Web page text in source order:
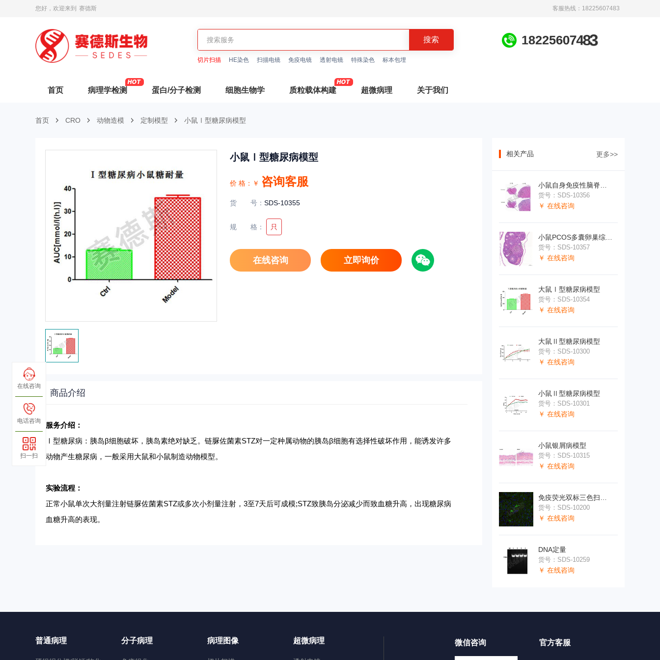
您好，欢迎来到 赛德斯 客服热线：18225607483
18225607483
切片扫描 HE染色 扫描电镜 免疫电镜 透射电镜 特殊染色 标本包埋
首页 病理学检测 蛋白/分子检测 细胞生物学 质粒载体构建 超微病理 关于我们
首页 CRO 动物造模 定制模型 小鼠Ⅰ型糖尿病模型
小鼠Ⅰ型糖尿病模型
价 格： ￥ 咨询客服
货号 ： SDS-10355
规格 ： 只
在线咨询 立即询价
商品介绍
服务介绍：
Ⅰ型糖尿病：胰岛β细胞破坏，胰岛素绝对缺乏。链脲佐菌素STZ对一定种属动物的胰岛β细胞有选择性破坏作用，能诱发许多
动物产生糖尿病，一般采用大鼠和小鼠制造动物模型。
实验流程：
正常小鼠单次大剂量注射链脲佐菌素STZ或多次小剂量注射，3至7天后可成模;STZ致胰岛分泌减少而致血糖升高，出现糖尿病
血糖升高的表现。
相关产品 更多>>
货号：SDS-10356
￥ 在线咨询
货号：SDS-10357
￥ 在线咨询
大鼠Ⅰ型糖尿病模型
货号：SDS-10354
￥ 在线咨询
大鼠Ⅱ型糖尿病模型
货号：SDS-10300
￥ 在线咨询
小鼠Ⅱ型糖尿病模型
货号：SDS-10301
￥ 在线咨询
小鼠银屑病模型
货号：SDS-10315
￥ 在线咨询
货号：SDS-10200
￥ 在线咨询
DNA定量
货号：SDS-10259
￥ 在线咨询
普通病理 分子病理 病理图像 超微病理 官方客服
微信咨询
在线咨询
电话咨询
扫一扫